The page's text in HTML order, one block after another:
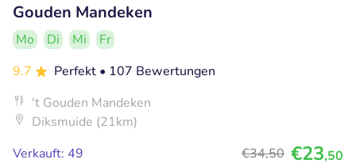
Gouden Mandeken
Mo Di Mi
Fr
9.7
Perfekt • 107 Bewertungen
't Gouden Mandeken
Diksmuide (21km)
Verkauft: 49
€34,50 €23,50